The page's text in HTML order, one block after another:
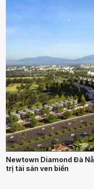
Newtown Diamond Đà
trị tài sản ven biển